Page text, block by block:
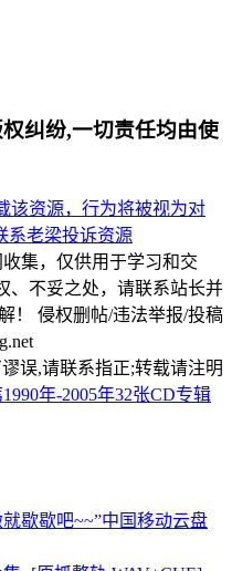
纠纷,一切责任均由使
该资源，行为将被视为对
系老梁投诉资源
集，仅供用于学习和交
、不妥之处，请联系站长并
！ 侵权删帖/违法举报/投稿
误,请联系指正;转载请注明
年-2005年32张CD专辑
歇歇吧~~”中国移动云盘